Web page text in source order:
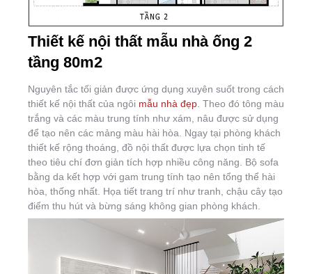
Thiết kế nội thất mẫu nhà ống 2
tầng 80m2
Nguyên tắc tối giản được ứng dụng xuyên suốt trong cách
thiết kế nội thất của ngôi mẫu nhà đẹp . Theo đó tông màu
trắng và các màu trung tính như xám, nâu được sử dụng
để tạo nên các mảng màu hài hòa. Ngay tại phòng khách
thiết kế rộng thoáng, đồ nội thất được lựa chọn tinh tế
theo tiêu chí đơn giản tích hợp nhiều công năng. Bộ sofa
bằng da kết hợp với gam trung tính tạo nên tổng thể hài
hòa, thống nhất. Họa tiết trang trí như tranh, chậu cây tạo
điểm thu hút và bừng sáng không gian phòng khách.